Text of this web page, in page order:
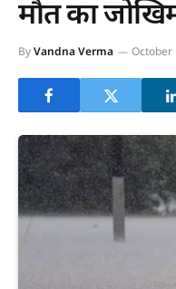
मौत का
ByVandna Verma October